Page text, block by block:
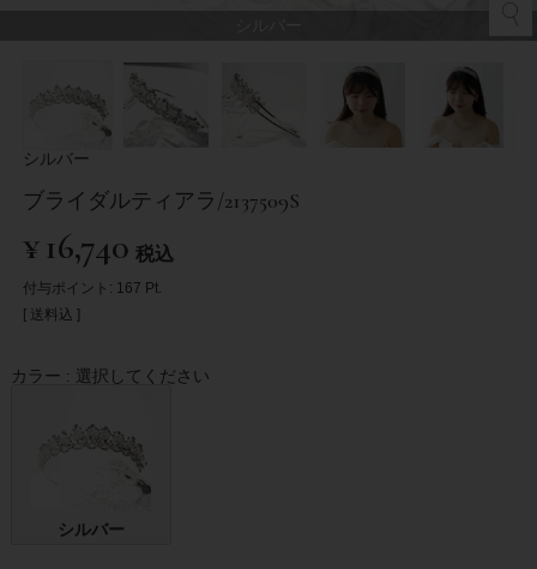
シルバー
ブライダルティアラ/2137509S
¥16,740 税込
付与ポイント: 167 Pt.
送料込
カラー 選択してください
シルバー